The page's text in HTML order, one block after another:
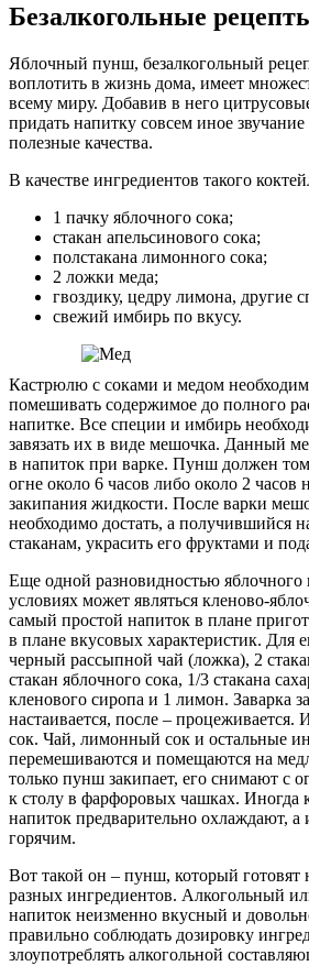
Безалкогольные
Яблочный пунш, безалкогольный
воплотить в жизнь дома, имеет
всему миру. Добавив в него
придать напитку совсем иное
полезные качества.
В качестве ингредиентов такого
1 пачку яблочного сока;
стакан апельсинового сока;
полстакана лимонного сока;
2 ложки меда;
гвоздику, цедру лимона, другие
свежий имбирь по вкусу.
Кастрюлю с соками и медом
помешивать содержимое до полного
напитке. Все специи и имбирь
завязать их в виде мешочка. Данный
в напиток при варке. Пунш должен
огне около 6 часов либо около 2 часов
закипания жидкости. После варки
необходимо достать, а получившийся
стаканам, украсить его фруктами и
Еще одной разновидностью
условиях может являться кленово-
самый простой напиток в плане
в плане вкусовых характеристик. Для
черный рассыпной чай (ложка), 2
стакан яблочного сока, 1/3 стакана
кленового сиропа и 1 лимон. Заварка
настаивается, после –
сок. Чай, лимонный сок и остальные
перемешиваются и помещаются на
только пунш закипает, его снимают с
к столу в фарфоровых чашках. Иногда
напиток предварительно охлаждают, а
горячим.
Вот такой он – пунш, который готовят
разных ингредиентов. Алкогольный
напиток неизменно вкусный и
правильно соблюдать дозировку
злоупотреблять алкогольной